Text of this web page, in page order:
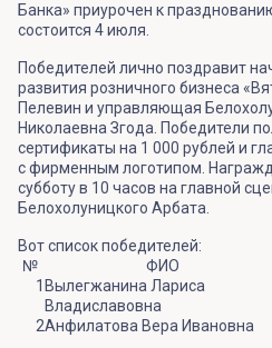
Банка» приурочен к
состоится 4 июля.
Победителей лично поздравит
развития розничного бизнеса
Пелевин и управляющая
Николаевна Згода. Победители
сертификаты на 1 000 рублей и
с фирменным логотипом.
субботу в 10 часов на главной
Белохолуницкого Арбата.
Вот список победителей:
№
ФИО
1 Вылегжанина Лариса
Владиславовна
2Анфилатова Вера Ивановна